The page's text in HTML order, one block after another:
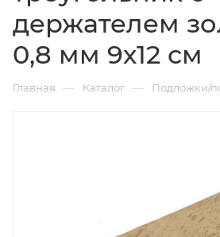
держателем
0,8 мм 9х12 см
Главная — Каталог — Подложки/